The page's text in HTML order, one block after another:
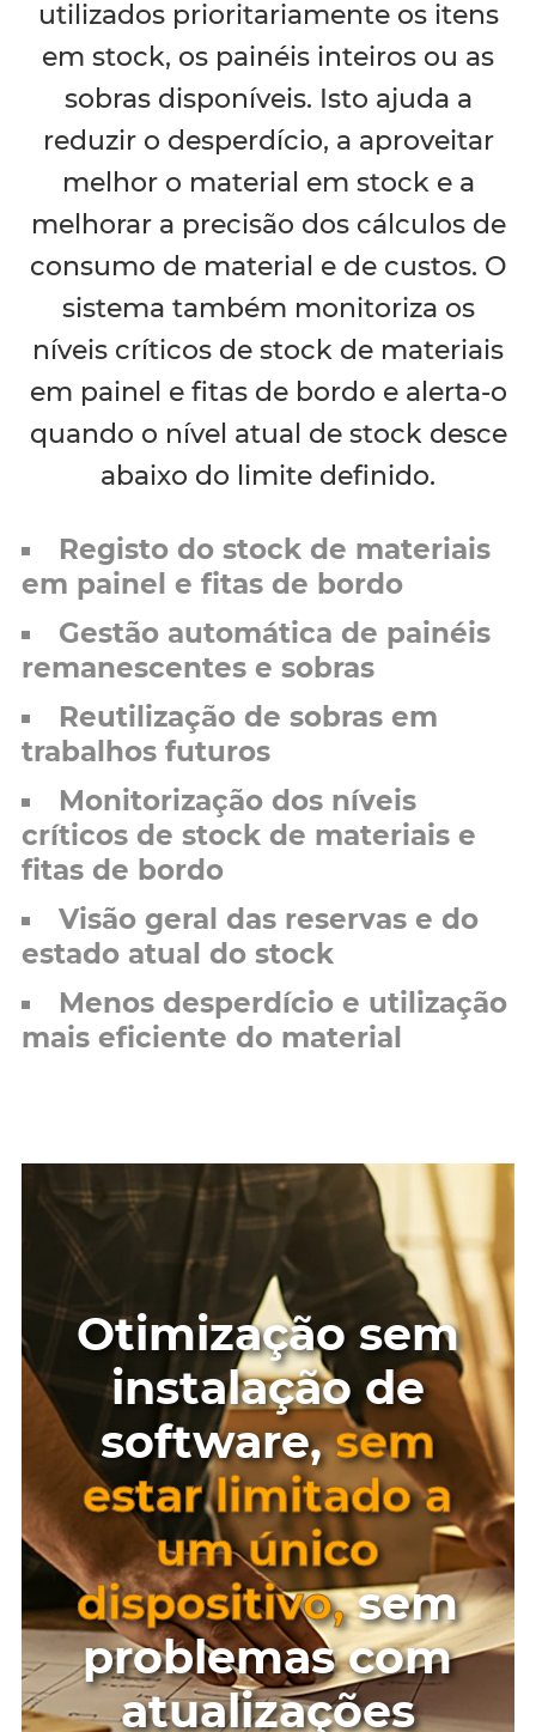
utilizados prioritariamente os itens
em stock, os painéis inteiros ou as
sobras disponíveis. Isto ajuda a
reduzir o desperdício, a aproveitar
melhor o material em stock e a
melhorar a precisão dos cálculos de
consumo de material e de custos. O
sistema também monitoriza os
níveis críticos de stock de materiais
em painel e fitas de bordo e alerta-o
quando o nível atual de stock desce
abaixo do limite definido.
Registo do stock de materiais
em painel e fitas de bordo
Gestão automática de painéis
remanescentes e sobras
Reutilização de sobras em
trabalhos futuros
Monitorização dos níveis
críticos de stock de materiais e
fitas de bordo
Visão geral das reservas e do
estado atual do stock
Menos desperdício e utilização
mais eficiente do material
Otimização sem
instalação de
software,sem
estar limitado a
um único
dispositivo,sem
problemas com
atualizações